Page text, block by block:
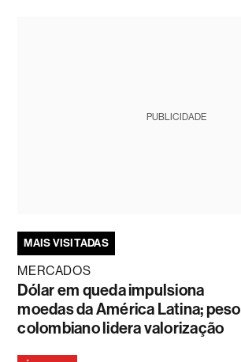
PUBLICIDADE
MAIS VISITADAS
MERCADOS
Dólar em queda impulsiona
moedas da América Latina; peso
colombiano lidera valorização